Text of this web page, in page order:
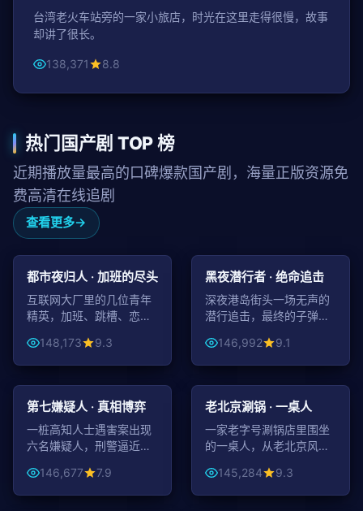
台湾老火车站旁的一家小旅店，时光在这里走得很慢，故事
却讲了很长。
138,371 8.8
热门国产剧 TOP 榜
近期播放量最高的口碑爆款国产剧，海量正版资源免
费高清在线追剧
查看更多
都市
都市夜归人 · 加班的尽头
互联网大厂里的几位青年
精英，加班、跳槽、恋爱
的真实。
148,173 9.3
动作
黑夜潜行者 · 绝命追击
深夜港岛街头一场无声的
潜行追击，最终的子弹决
146,992 9.1
悬疑
95:20
第七嫌疑人 · 真相博弈
一桩高知人士遇害案出现
六名嫌疑人，刑警逼近真
146,677 7.9
都市
99:29
老北京涮锅 · 一桌人
一家老字号涮锅店里围坐
的一桌人，从老北京风味
又辛辣。
145,284 9.3
99:57 99:00